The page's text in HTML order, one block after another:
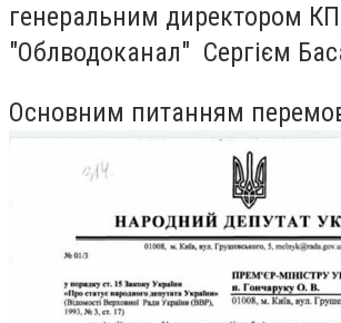
генеральним директором КП
"Облводоканал" Сергієм
Основним питанням